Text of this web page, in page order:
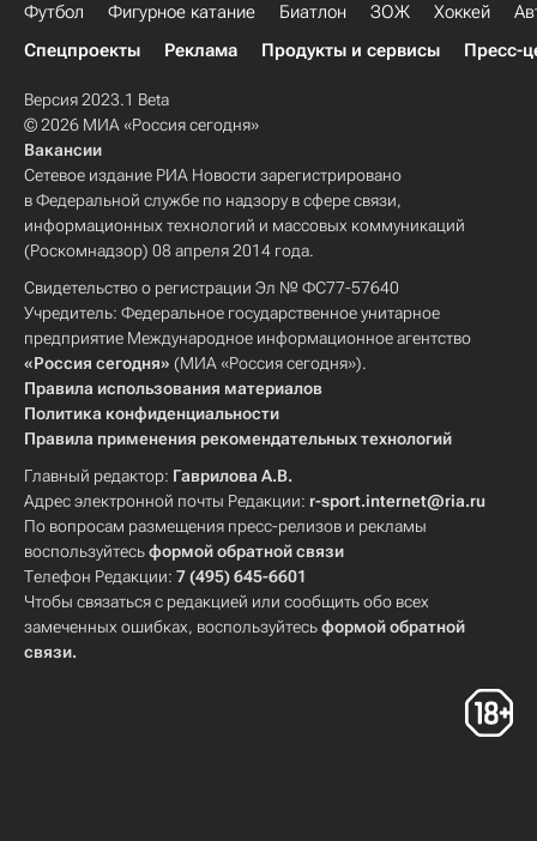
Футбол Фигурное катание Биатлон ЗОЖ Хоккей
Спецпроекты
Реклама Продукты и сервисы Пресс-
Версия 2023.1 Beta
© 2026 МИА «Россия сегодня»
Вакансии
Сетевое издание РИА Новости зарегистрировано
в Федеральной службе по надзору в сфере связи,
информационных технологий и массовых коммуникаций
(Роскомнадзор) 08 апреля 2014 года.
Свидетельство о регистрации Эл № ФС77-57640
Учредитель: Федеральное государственное унитарное
предприятие Международное информационное агентство
«Россия сегодня» (МИА «Россия сегодня»).
Правила использования материалов
Политика конфиденциальности
Правила применения рекомендательных технологий
Главный редактор: Гаврилова А.В.
Адрес электронной почты Редакции: r-sport.internet@ria.ru
По вопросам размещения пресс-релизов и рекламы
воспользуйтесьформой обратной связи
Телефон Редакции: 7 (495) 645-6601
Чтобы связаться с редакцией или сообщить обо всех
замеченных ошибках, воспользуйтесьформой обратной
связи.